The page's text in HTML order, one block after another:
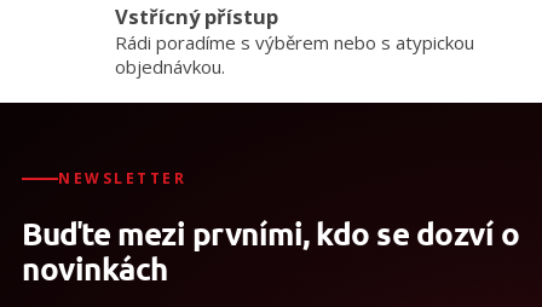
ý
p
Vstřícný přístup
Rádi poradíme s výběrem nebo s atypickou
objednávkou.
NEWSLETTER
Buďte mezi prvními, kdo se dozví o
novinkách